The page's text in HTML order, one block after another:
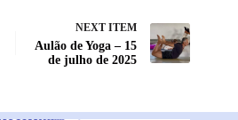
NEXT ITEM
Aulão de Yoga – 15
de julho de 2025